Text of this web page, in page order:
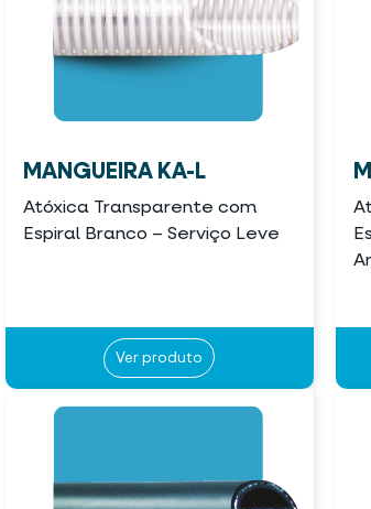
MANGUEIRA KA-L
Atóxica Transparente com
Espiral Branco – Serviço Leve
Ver produto